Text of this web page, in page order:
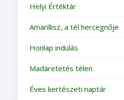
Helyi Értéktár
Amarillisz, a tél hercegnője
Honlap indulás
Madáretetés télen
Éves kertészeti naptár